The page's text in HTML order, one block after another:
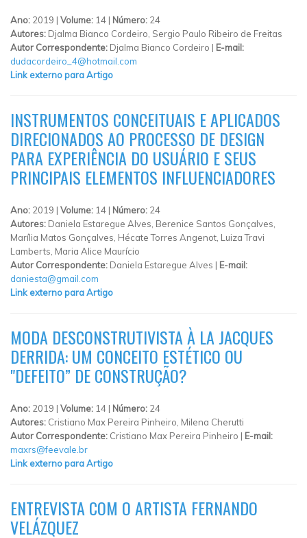
Ano: 2019 | Volume: 14 | Número: 24
Autores: Djalma Bianco Cordeiro, Sergio Paulo Ribeiro de Freitas
Autor Correspondente: Djalma Bianco Cordeiro | E-mail:
dudacordeiro_4@hotmail.com
Link externo para Artigo
INSTRUMENTOS CONCEITUAIS E APLICADOS
DIRECIONADOS AO PROCESSO DE DESIGN
PARA EXPERIÊNCIA DO USUÁRIO E SEUS
PRINCIPAIS ELEMENTOS INFLUENCIADORES
Ano: 2019 | Volume: 14 | Número: 24
Autores: Daniela Estaregue Alves, Berenice Santos Gonçalves,
Marília Matos Gonçalves, Hécate Torres Angenot, Luiza Travi
Lamberts, Maria Alice Maurício
Autor Correspondente: Daniela Estaregue Alves | E-mail:
daniesta@gmail.com
Link externo para Artigo
MODA DESCONSTRUTIVISTA À LA JACQUES
DERRIDA: UM CONCEITO ESTÉTICO OU
"DEFEITO” DE CONSTRUÇÃO?
Ano: 2019 | Volume: 14 | Número: 24
Autores: Cristiano Max Pereira Pinheiro, Milena Cherutti
Autor Correspondente: Cristiano Max Pereira Pinheiro | E-mail:
maxrs@feevale.br
Link externo para Artigo
ENTREVISTA COM O ARTISTA FERNANDO
VELÁZQUEZ